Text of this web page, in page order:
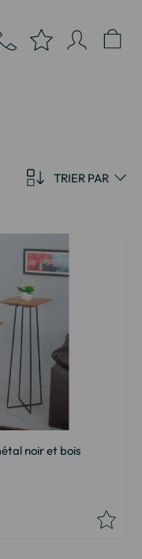
TRIER PAR
noir et bois